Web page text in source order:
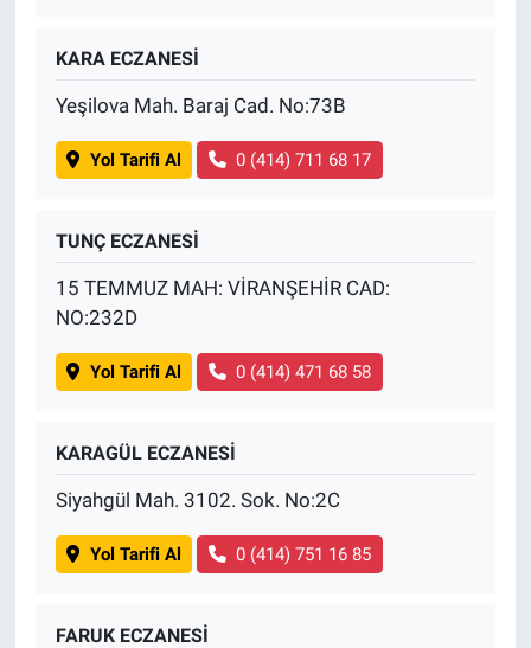
KARA ECZANESİ
Yeşilova Mah. Baraj Cad. No:73B
Yol Tarifi Al 0 (414) 711 68 17
TUNÇ ECZANESİ
15 TEMMUZ MAH: VİRANŞEHİR CAD:
NO:232D
Yol Tarifi Al 0 (414) 471 68 58
KARAGÜL ECZANESİ
Siyahgül Mah. 3102. Sok. No:2C
Yol Tarifi Al 0 (414) 751 16 85
FARUK ECZANESİ